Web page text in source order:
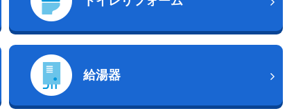
給湯器